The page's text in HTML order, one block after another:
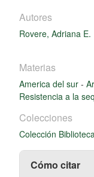
Autores
Rovere, Adriana E.
Materias
America del sur -
Resistencia a la
Colecciones
Colección
Cómo citar